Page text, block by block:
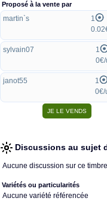
Proposé à la vente par
martin`s
1
sylvain07
1
janot55
1
0€/
Discussions au sujet
Aucune discussion sur ce
Variétés ou particularités
Aucune variété référencée